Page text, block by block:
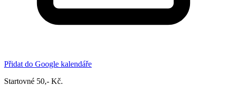
Přidat do Google kalendáře
Startovné 50,- Kč.